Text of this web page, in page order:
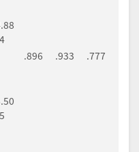
.896 .933 .777
4
5